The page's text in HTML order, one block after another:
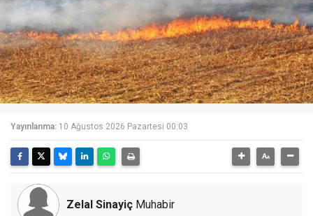
Yayınlanma: 10 Ağustos 2026 Pazartesi 00:03
Zelal Sinayiç Muhabir